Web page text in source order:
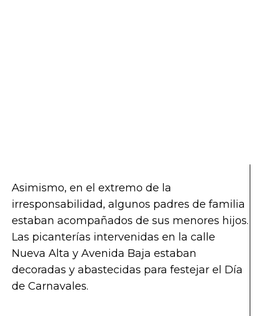
Asimismo, en el extremo de la
irresponsabilidad, algunos padres de familia
estaban acompañados de sus menores hijos.
Las picanterías intervenidas en la calle
Nueva Alta y Avenida Baja estaban
decoradas y abastecidas para festejar el Día
de Carnavales.